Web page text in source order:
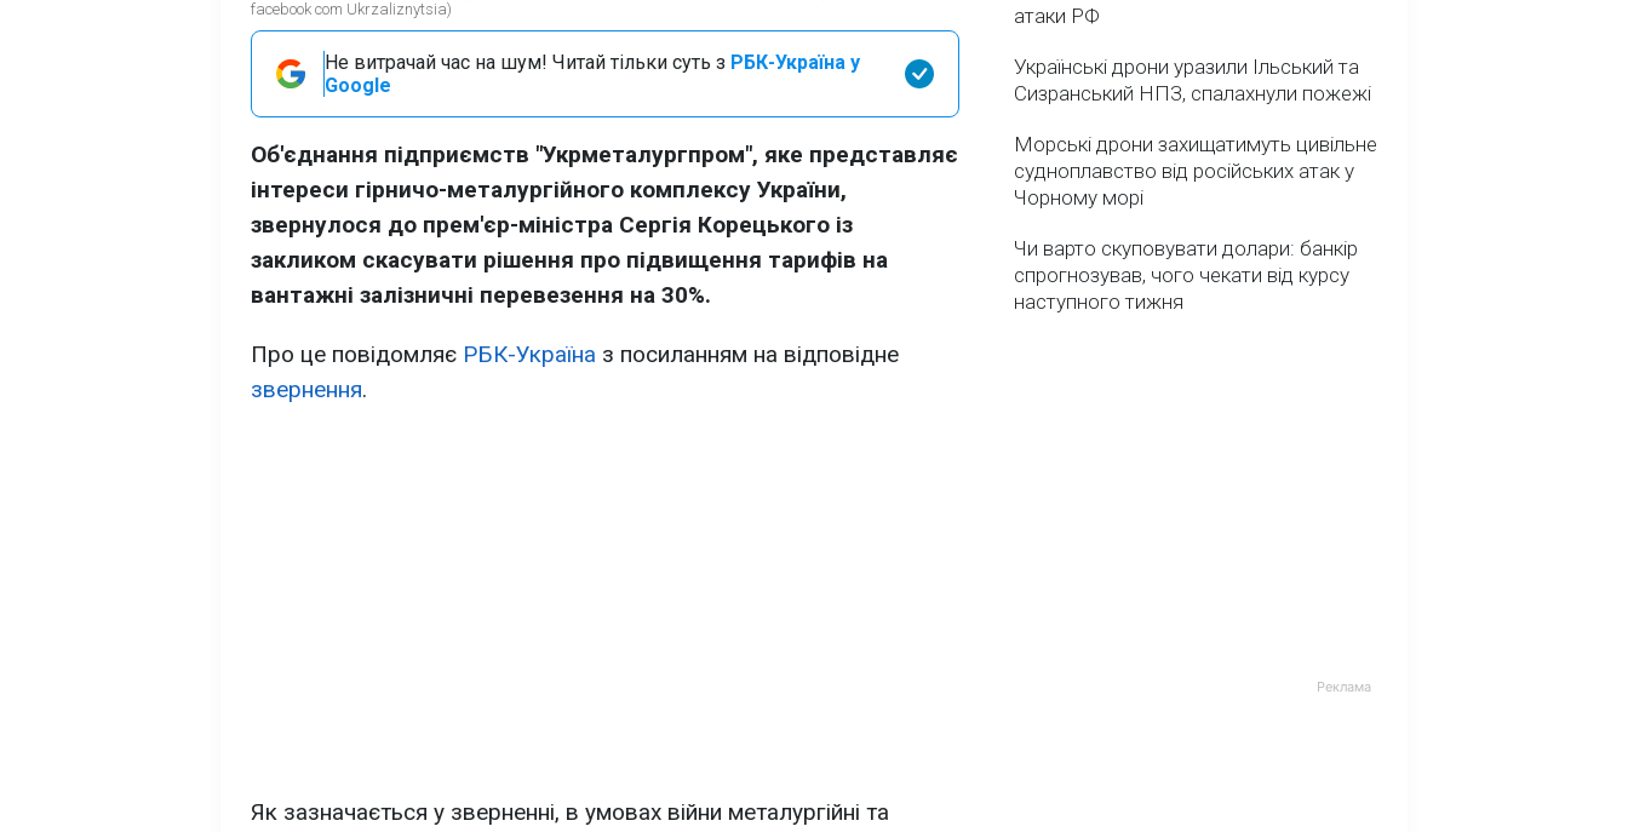
facebook com Ukrzaliznytsia)
Не витрачай час на шум! Читай тільки суть з РБК-Україна у
Google
Об'єднання підприємств "Укрметалургпром", яке представляє
інтереси гірничо-металургійного комплексу України,
звернулося до прем'єр-міністра Сергія Корецького із
закликом скасувати рішення про підвищення тарифів на
вантажні залізничні перевезення на 30%.
Про це повідомляє РБК-Україна з посиланням на відповідне
звернення.
Як зазначається у зверненні, в умовах війни металургійні та
атаки РФ
Українські дрони уразили Ільський та
Сизранський НПЗ, спалахнули пожежі
Морські дрони захищатимуть цивільне
судноплавство від російських атак у
Чорному морі
Чи варто скуповувати долари: банкір
спрогнозував, чого чекати від курсу
наступного тижня